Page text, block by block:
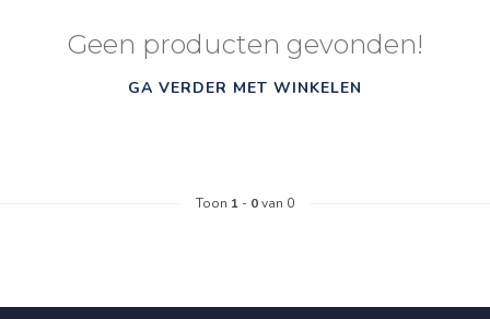
Geen producten gevonden!
GA VERDER MET WINKELEN
Toon 1 - 0van 0